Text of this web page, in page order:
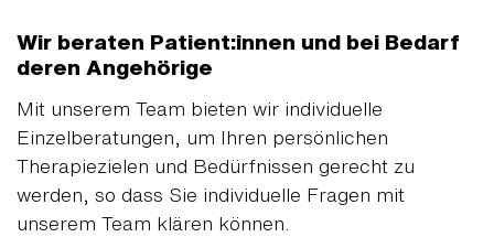
Wir beraten Patient:innen und bei Bedarf
deren Angehörige
Mit unserem Team bieten wir individuelle
Einzelberatungen, um Ihren persönlichen
Therapiezielen und Bedürfnissen gerecht zu
werden, so dass Sie individuelle Fragen mit
unserem Team klären können.